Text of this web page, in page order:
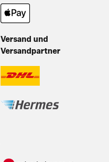
Versand und
Versandpartner